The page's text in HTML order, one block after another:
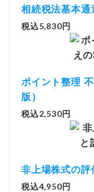
相続税法基本通
税込5,830円
ポイント整理
版）
税込2,530円
非上場株式の評
税込4,950円